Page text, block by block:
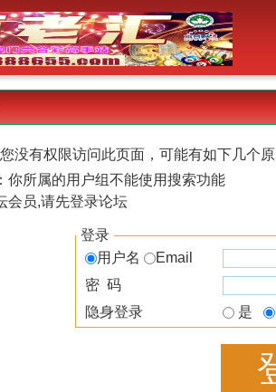
没有权限访问此页面，可能有如下几个
你所属的用户组不能使用搜索功能
会员,请先登录论坛
登录
用户名
Email
密 码
隐身登录
是